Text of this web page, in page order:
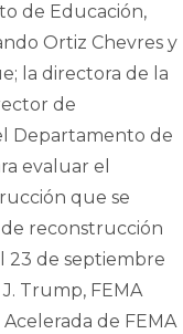
de Educación,
Ortiz Chevres y
la directora de la
de
Departamento de
evaluar el
que se
reconstrucción
23 de septiembre
Trump, FEMA
de FEMA